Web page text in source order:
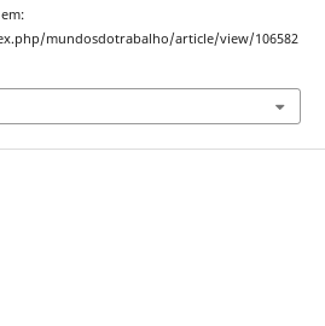
mundosdotrabalho/article/view/106582